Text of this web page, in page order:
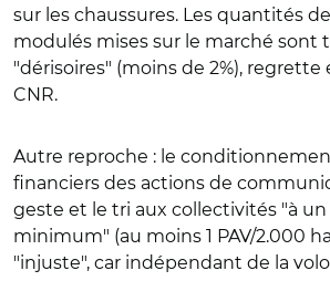
sur les chaussures. Les quantités
modulés mises sur le marché sont
"dérisoires" (moins de 2%),
CNR.
Autre reproche : le
financiers des actions de
geste et le tri aux collectivités "à
minimum" (au moins 1 PAV/2.000
"injuste", car indépendant de la